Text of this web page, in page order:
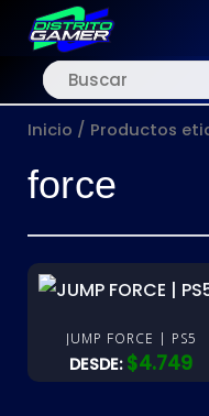
al
contenido
Inicio / Productos
force
JUMP FORCE | PS5
DESDE: $4.749